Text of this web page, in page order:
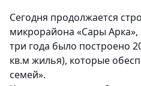
Сегодня продолжается
микрорайона «Сары Арка»,
три года было построено
кв.м жилья), которые
семей».